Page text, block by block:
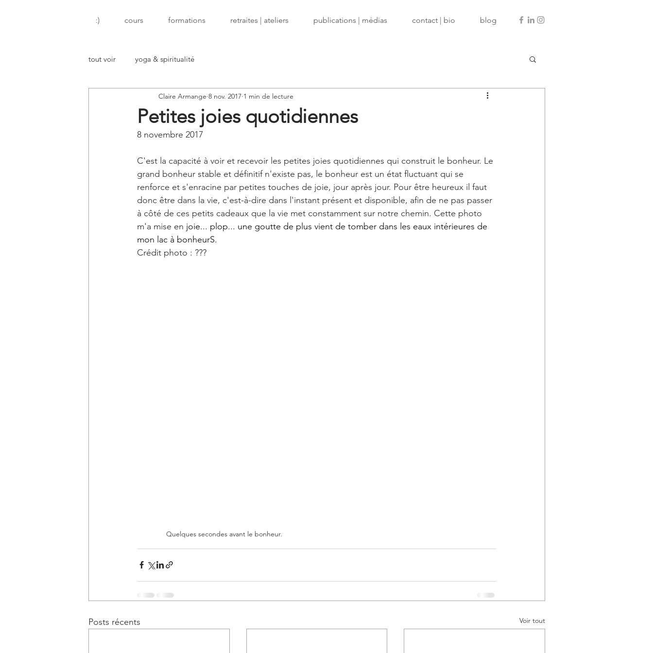
:) cours formations retraites | ateliers publications | médias contact | bio blog
tout voir yoga & spiritualité
Petites joies quotidiennes
Claire Armange 8 nov. 2017 1 min de lecture
8 novembre 2017
C'est la capacité à voir et recevoir les petites joies quotidiennes qui construit le bonheur. Le
grand bonheur stable et définitif n'existe pas, le bonheur est un état fluctuant qui se
renforce et s'enracine par petites touches de joie, jour après jour. Pour être heureux il faut
donc être dans la vie, c'est-à-dire dans l'instant présent et disponible, afin de ne pas passer
à côté de ces petits cadeaux que la vie met constamment sur notre chemin. Cette photo
m'a mise en joie... plop... une goutte de plus vient de tomber dans les eaux intérieures de
mon lac à bonheurS.
Crédit photo : ???
Quelques secondes avant le bonheur.
Posts récents Voir tout